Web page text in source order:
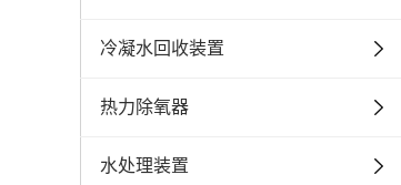
冷凝水回收装置
热力除氧器
水处理装置